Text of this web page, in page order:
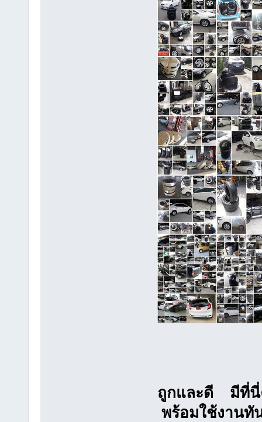
ถูกและดี มีที่
พร้อมใช้งาน